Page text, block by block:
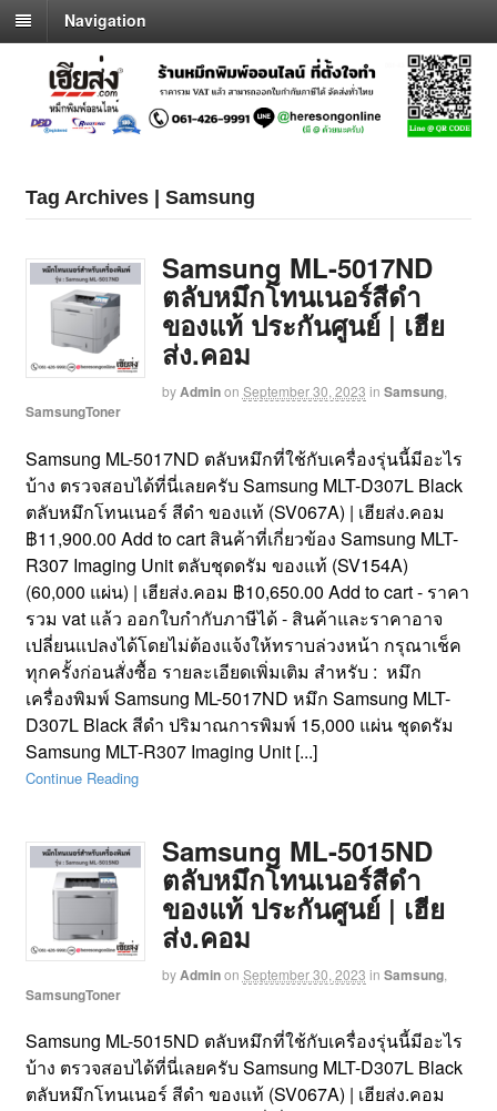
Navigation
Tag Archives | Samsung
Samsung ML-5017ND
ตลับหมึกโทนเนอร์สีดำ
ของแท้ ประกันศูนย์ | เฮีย
ส่ง.คอม
byAdminon September 30, 2023 in Samsung,
SamsungToner
Samsung ML-5017ND ตลับหมึกที่ใช้กับเครื่องรุ่นนี้มีอะไร
บ้าง ตรวจสอบได้ที่นี่เลยครับ Samsung MLT-D307L Black
ตลับหมึกโทนเนอร์ สีดำ ของแท้ (SV067A) | เฮียส่ง.คอม
฿11,900.00 Add to cart สินค้าที่เกี่ยวข้อง Samsung MLT-
R307 Imaging Unit ตลับชุดดรัม ของแท้ (SV154A)
(60,000 แผ่น) | เฮียส่ง.คอม ฿10,650.00 Add to cart - ราคา
รวม vat แล้ว ออกใบกำกับภาษีได้ - สินค้าและราคาอาจ
เปลี่ยนแปลงได้โดยไม่ต้องแจ้งให้ทราบล่วงหน้า กรุณาเช็ค
ทุกครั้งก่อนสั่งซื้อ รายละเอียดเพิ่มเติม สำหรับ : หมึก
เครื่องพิมพ์ Samsung ML-5017ND หมึก Samsung MLT-
D307L Black สีดำ ปริมาณการพิมพ์ 15,000 แผ่น ชุดดรัม
Samsung MLT-R307 Imaging Unit [...]
Continue Reading
Samsung ML-5015ND
ตลับหมึกโทนเนอร์สีดำ
ของแท้ ประกันศูนย์ | เฮีย
ส่ง.คอม
byAdminon September 30, 2023 in Samsung,
SamsungToner
Samsung ML-5015ND ตลับหมึกที่ใช้กับเครื่องรุ่นนี้มีอะไร
บ้าง ตรวจสอบได้ที่นี่เลยครับ Samsung MLT-D307L Black
ตลับหมึกโทนเนอร์ สีดำ ของแท้ (SV067A) | เฮียส่ง.คอม